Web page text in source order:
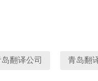
翻译公司 青岛翻